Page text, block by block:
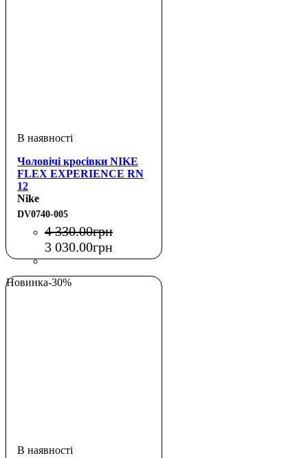
Чоловічі кросівки NIKE
FLEX EXPERIENCE RN
12
Nike
DV0740-005
4 330.00грн
3 030.00грн
Новинка-30%